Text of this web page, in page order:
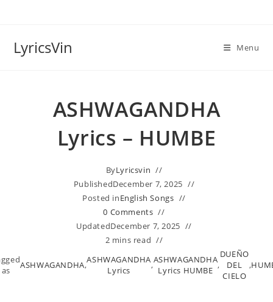
LyricsVin Menu
ASHWAGANDHA
Lyrics – HUMBE
ByLyricsvin
PublishedDecember 7, 2025
Posted inEnglish Songs
0 Comments
UpdatedDecember 7, 2025
2 mins read
as
ASHWAGANDHA,ASHWAGANDHA
Lyrics
,ASHWAGANDHA
Lyrics HUMBE ,
DUEÑO
DEL
CIELO
,